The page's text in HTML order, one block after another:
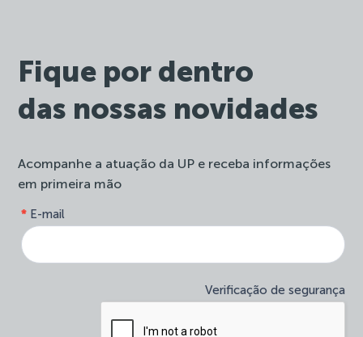
Fique por dentro
das nossas novidades
Acompanhe a atuação da UP e receba informações
em primeira mão
site-
newsletter
E-mail
*
Verificação de segurança
você
é
humano,
este
campo